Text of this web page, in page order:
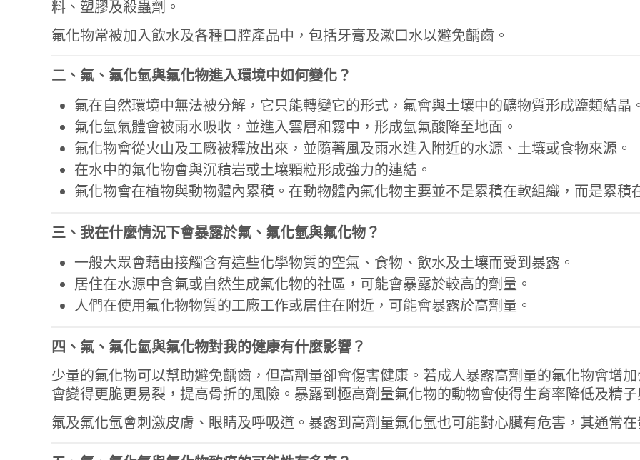
料、塑膠及殺蟲劑。
氟化物常被加入飲水及各種口腔產品中，包括牙膏及漱口水以避免齲齒。
二、氟、氟化氫與氟化物進入環境中如何變化？
氟在自然環境中無法被分解，它只能轉變它的形式，氟會與土壤中的礦物質形成鹽類結晶。
氟化氫氣體會被雨水吸收，並進入雲層和霧中，形成氫氟酸降至地面。
氟化物會從火山及工廠被釋放出來，並隨著風及雨水進入附近的水源、土壤或食物來源。
在水中的氟化物會與沉積岩或土壤顆粒形成強力的連結。
氟化物會在植物與動物體內累積。在動物體內氟化物主要並不是累積在軟組織，而是累積
三、我在什麼情況下會暴露於氟、氟化氫與氟化物？
一般大眾會藉由接觸含有這些化學物質的空氣、食物、飲水及土壤而受到暴露。
居住在水源中含氟或自然生成氟化物的社區，可能會暴露於較高的劑量。
人們在使用氟化物物質的工廠工作或居住在附近，可能會暴露於高劑量。
四、氟、氟化氫與氟化物對我的健康有什麼影響？
少量的氟化物可以幫助避免齲齒，但高劑量卻會傷害健康。若成人暴露高劑量的氟化物會增
會變得更脆更易裂，提高骨折的風險。暴露到極高劑量氟化物的動物會使得生育率降低及精子
氟及氟化氫會刺激皮膚、眼睛及呼吸道。暴露到高劑量氟化氫也可能對心臟有危害，其通常在